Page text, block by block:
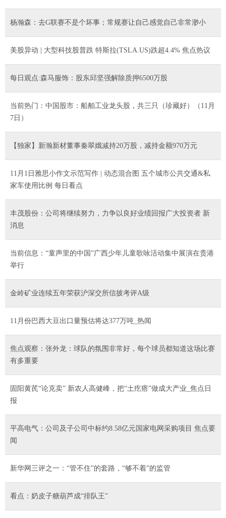
杨瀚森：去G联赛不是个坏事；常规赛让自己感觉自己非常渺小
美股异动 | 大型科技股普跌 特斯拉(TSLA.US)跌超4.4% 焦点热议
每日观点:森马服饰：股东邱坚强解除质押6500万股
当前热门：中国股市：船舶工业龙头股，共三只（珍藏好）（11月
7日）
【独家】新瀚新材董事秦翠娥减持20万股，减持金额970万元
11月1日雅思小作文示范写作 | 动态混合图 五个城市公共交通&私
家车使用比例 每日看点
丰茂股份：公司将继续努力，力争以良好业绩回报广大投资者 新
消息
当前信息：“童声里的中国”广西少年儿童歌咏活动集中展演在贵港
举行
金岭矿业连续五年荣获沪深交所信披考评A级
11月份巴西大豆出口量预估将达377万吨_热闻
焦点观察：张外龙：球队的氛围非常好，每个球员都知道这场比赛
有多重要
固阳黄芪“论克卖” 新农人高健峰，把“土疙瘩”做成大产业_焦点日
报
平高电气：公司及子公司中标约8.58亿元国家电网采购项目 焦点要
闻
新华网三评之一：“管不住”的套路，“够不着”的监管
看点：奶皮子糖葫芦成“排队王”